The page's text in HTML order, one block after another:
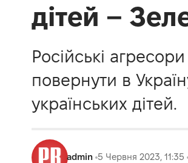
дітей –
Російські
повернути в
українських дітей.
admin 5 Червня 2023, 11:35